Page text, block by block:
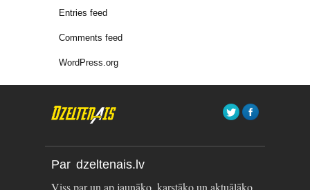
Entries feed
Comments feed
WordPress.org
Par dzeltenais.lv
Viss par un ap jaunāko, karstāko un aktuālāko